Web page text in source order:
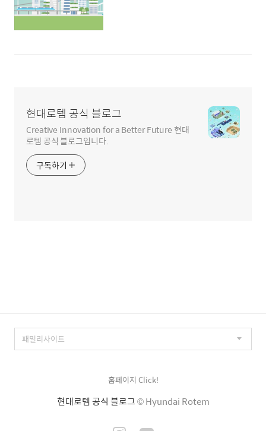
현대로템 공식 블로그
Creative Innovation for a Better Future 현대
로템 공식 블로그입니다.
구독하기
홈페이지 Click!
현대로템 공식 블로그© Hyundai Rotem